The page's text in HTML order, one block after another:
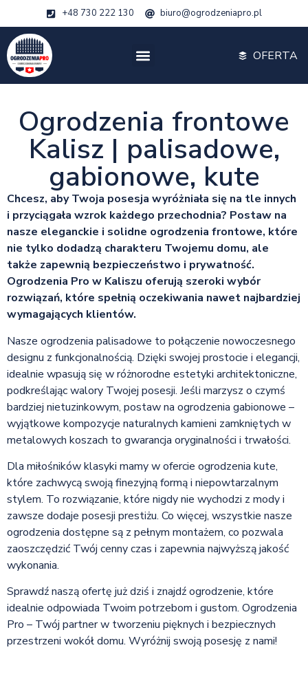
+48 730 222 130 biuro@ogrodzeniapro.pl
OFERTA
Ogrodzenia frontowe
Kalisz | palisadowe,
gabionowe, kute
Chcesz, aby Twoja posesja wyróżniała się na tle innych
i przyciągała wzrok każdego przechodnia? Postaw na
nasze eleganckie i solidne ogrodzenia frontowe, które
nie tylko dodadzą charakteru Twojemu domu, ale
także zapewnią bezpieczeństwo i prywatność.
Ogrodzenia Pro w Kaliszu oferują szeroki wybór
rozwiązań, które spełnią oczekiwania nawet najbardziej
wymagających klientów.
Nasze ogrodzenia palisadowe to połączenie nowoczesnego
designu z funkcjonalnością. Dzięki swojej prostocie i elegancji,
idealnie wpasują się w różnorodne estetyki architektoniczne,
podkreślając walory Twojej posesji. Jeśli marzysz o czymś
bardziej nietuzinkowym, postaw na ogrodzenia gabionowe –
wyjątkowe kompozycje naturalnych kamieni zamkniętych w
metalowych koszach to gwarancja oryginalności i trwałości.
Dla miłośników klasyki mamy w ofercie ogrodzenia kute,
które zachwycą swoją finezyjną formą i niepowtarzalnym
stylem. To rozwiązanie, które nigdy nie wychodzi z mody i
zawsze dodaje posesji prestiżu. Co więcej, wszystkie nasze
ogrodzenia dostępne są z pełnym montażem, co pozwala
zaoszczędzić Twój cenny czas i zapewnia najwyższą jakość
wykonania.
Sprawdź naszą ofertę już dziś i znajdź ogrodzenie, które
idealnie odpowiada Twoim potrzebom i gustom. Ogrodzenia
Pro – Twój partner w tworzeniu pięknych i bezpiecznych
przestrzeni wokół domu. Wyróżnij swoją posesję z nami!